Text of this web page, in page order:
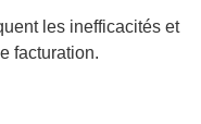
les inefficacités et
facturation.